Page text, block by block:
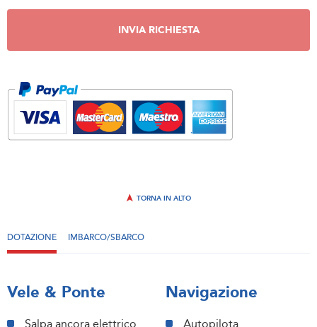
INVIA RICHIESTA
TORNA IN ALTO
DOTAZIONE IMBARCO/SBARCO
Vele & Ponte Navigazione